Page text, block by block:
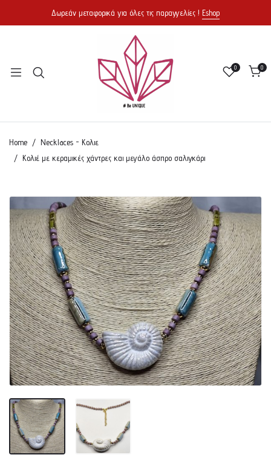
Δωρεάν μεταφορικά για όλες τις παραγγελίες ! Eshop
0 0
Home
Necklaces - Κολιε
Κολιέ με κεραμικές χάντρες και μεγάλο άσπρο σαλιγκάρι